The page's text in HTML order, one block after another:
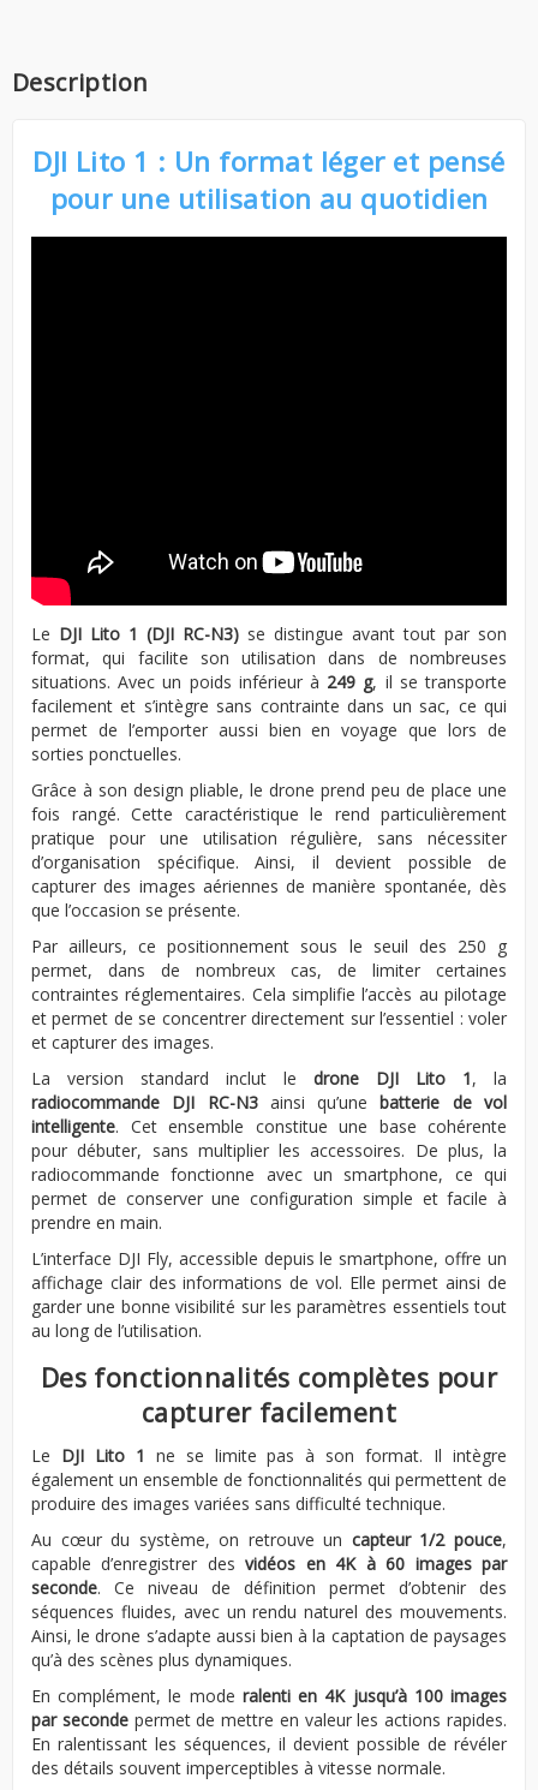
Description
DJI Lito 1 : Un format léger et pensé
pour une utilisation au quotidien
Le DJI Lito 1 (DJI RC-N3) se distingue avant tout par son
format, qui facilite son utilisation dans de nombreuses
situations. Avec un poids inférieur à 249 g, il se transporte
facilement et s’intègre sans contrainte dans un sac, ce qui
permet de l’emporter aussi bien en voyage que lors de
sorties ponctuelles.
Grâce à son design pliable, le drone prend peu de place une
fois rangé. Cette caractéristique le rend particulièrement
pratique pour une utilisation régulière, sans nécessiter
d’organisation spécifique. Ainsi, il devient possible de
capturer des images aériennes de manière spontanée, dès
que l’occasion se présente.
Par ailleurs, ce positionnement sous le seuil des 250 g
permet, dans de nombreux cas, de limiter certaines
contraintes réglementaires. Cela simplifie l’accès au pilotage
et permet de se concentrer directement sur l’essentiel : voler
et capturer des images.
La version standard inclut le drone DJI Lito 1, la
radiocommande DJI RC-N3ainsi qu’une batterie de vol
intelligente. Cet ensemble constitue une base cohérente
pour débuter, sans multiplier les accessoires. De plus, la
radiocommande fonctionne avec un smartphone, ce qui
permet de conserver une configuration simple et facile à
prendre en main.
L’interface DJI Fly, accessible depuis le smartphone, offre un
affichage clair des informations de vol. Elle permet ainsi de
garder une bonne visibilité sur les paramètres essentiels tout
au long de l’utilisation.
Des fonctionnalités complètes pour
capturer facilement
Le DJI Lito 1 ne se limite pas à son format. Il intègre
également un ensemble de fonctionnalités qui permettent de
produire des images variées sans difficulté technique.
Au cœur du système, on retrouve un capteur 1/2 pouce,
capable d’enregistrer desvidéos en 4K à 60 images par
seconde. Ce niveau de définition permet d’obtenir des
séquences fluides, avec un rendu naturel des mouvements.
Ainsi, le drone s’adapte aussi bien à la captation de paysages
qu’à des scènes plus dynamiques.
En complément, le mode ralenti en 4K jusqu’à 100 images
par secondepermet de mettre en valeur les actions rapides.
En ralentissant les séquences, il devient possible de révéler
des détails souvent imperceptibles à vitesse normale.